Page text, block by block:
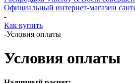
Официальный интернет-магазин
-
Как купить
-Условия оплаты
Условия оплаты